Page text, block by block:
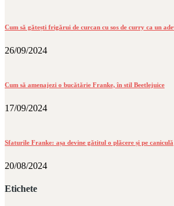
Cum să gătești frigărui de curcan cu sos de curry ca un
26/09/2024
Cum să amenajezi o bucătărie Franke, în stil Beetlejuice
17/09/2024
Sfaturile Franke: așa devine gătitul o plăcere și pe caniculă
20/08/2024
Etichete